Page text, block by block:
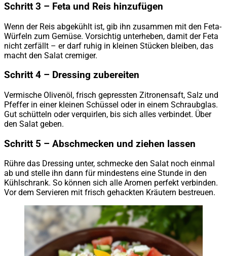
Schritt 3 – Feta und Reis hinzufügen
Wenn der Reis abgekühlt ist, gib ihn zusammen mit den Feta-
Würfeln zum Gemüse. Vorsichtig unterheben, damit der Feta
nicht zerfällt – er darf ruhig in kleinen Stücken bleiben, das
macht den Salat cremiger.
Schritt 4 – Dressing zubereiten
Vermische Olivenöl, frisch gepressten Zitronensaft, Salz und
Pfeffer in einer kleinen Schüssel oder in einem Schraubglas.
Gut schütteln oder verquirlen, bis sich alles verbindet. Über
den Salat geben.
Schritt 5 – Abschmecken und ziehen lassen
Rühre das Dressing unter, schmecke den Salat noch einmal
ab und stelle ihn dann für mindestens eine Stunde in den
Kühlschrank. So können sich alle Aromen perfekt verbinden.
Vor dem Servieren mit frisch gehackten Kräutern bestreuen.